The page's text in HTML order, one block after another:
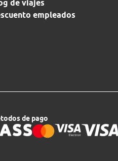
de viajes
empleados
de pago